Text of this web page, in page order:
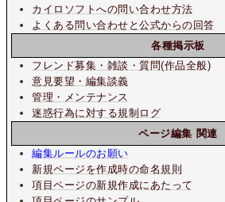
カイロソフトへの問い合わせ方法
よくある問い合わせと公式からの回答
各種掲示板
フレンド募集・雑談・質問(作品全般)
意見要望・編集談義
管理・メンテナンス
迷惑行為に対する規制ログ
ページ編集 関連
編集ルールのお願い
新規ページを作成時の命名規則
項目ページの新規作成にあたって